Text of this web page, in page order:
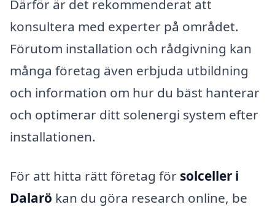
Därför är det rekommenderat att
konsultera med experter på området.
Förutom installation och rådgivning kan
många företag även erbjuda utbildning
och information om hur du bäst hanterar
och optimerar ditt solenergi system efter
installationen.
För att hitta rätt företag för solceller i
Dalarö kan du göra research online, be